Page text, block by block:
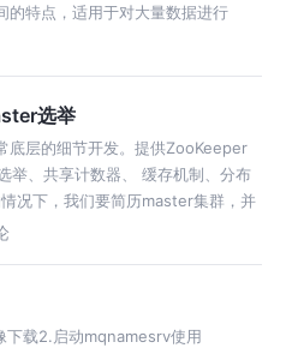
的特点，适用于对大量数据进行
选举
底层的细节开发。提供ZooKeeper
举、共享计数器、 缓存机制、分布
况下，我们要简历master集群，并
求执行任务。 l…
载2.启动mqnamesrv使用